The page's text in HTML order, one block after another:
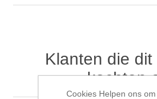
Klanten die dit
kochten
Cookies Helpen ons